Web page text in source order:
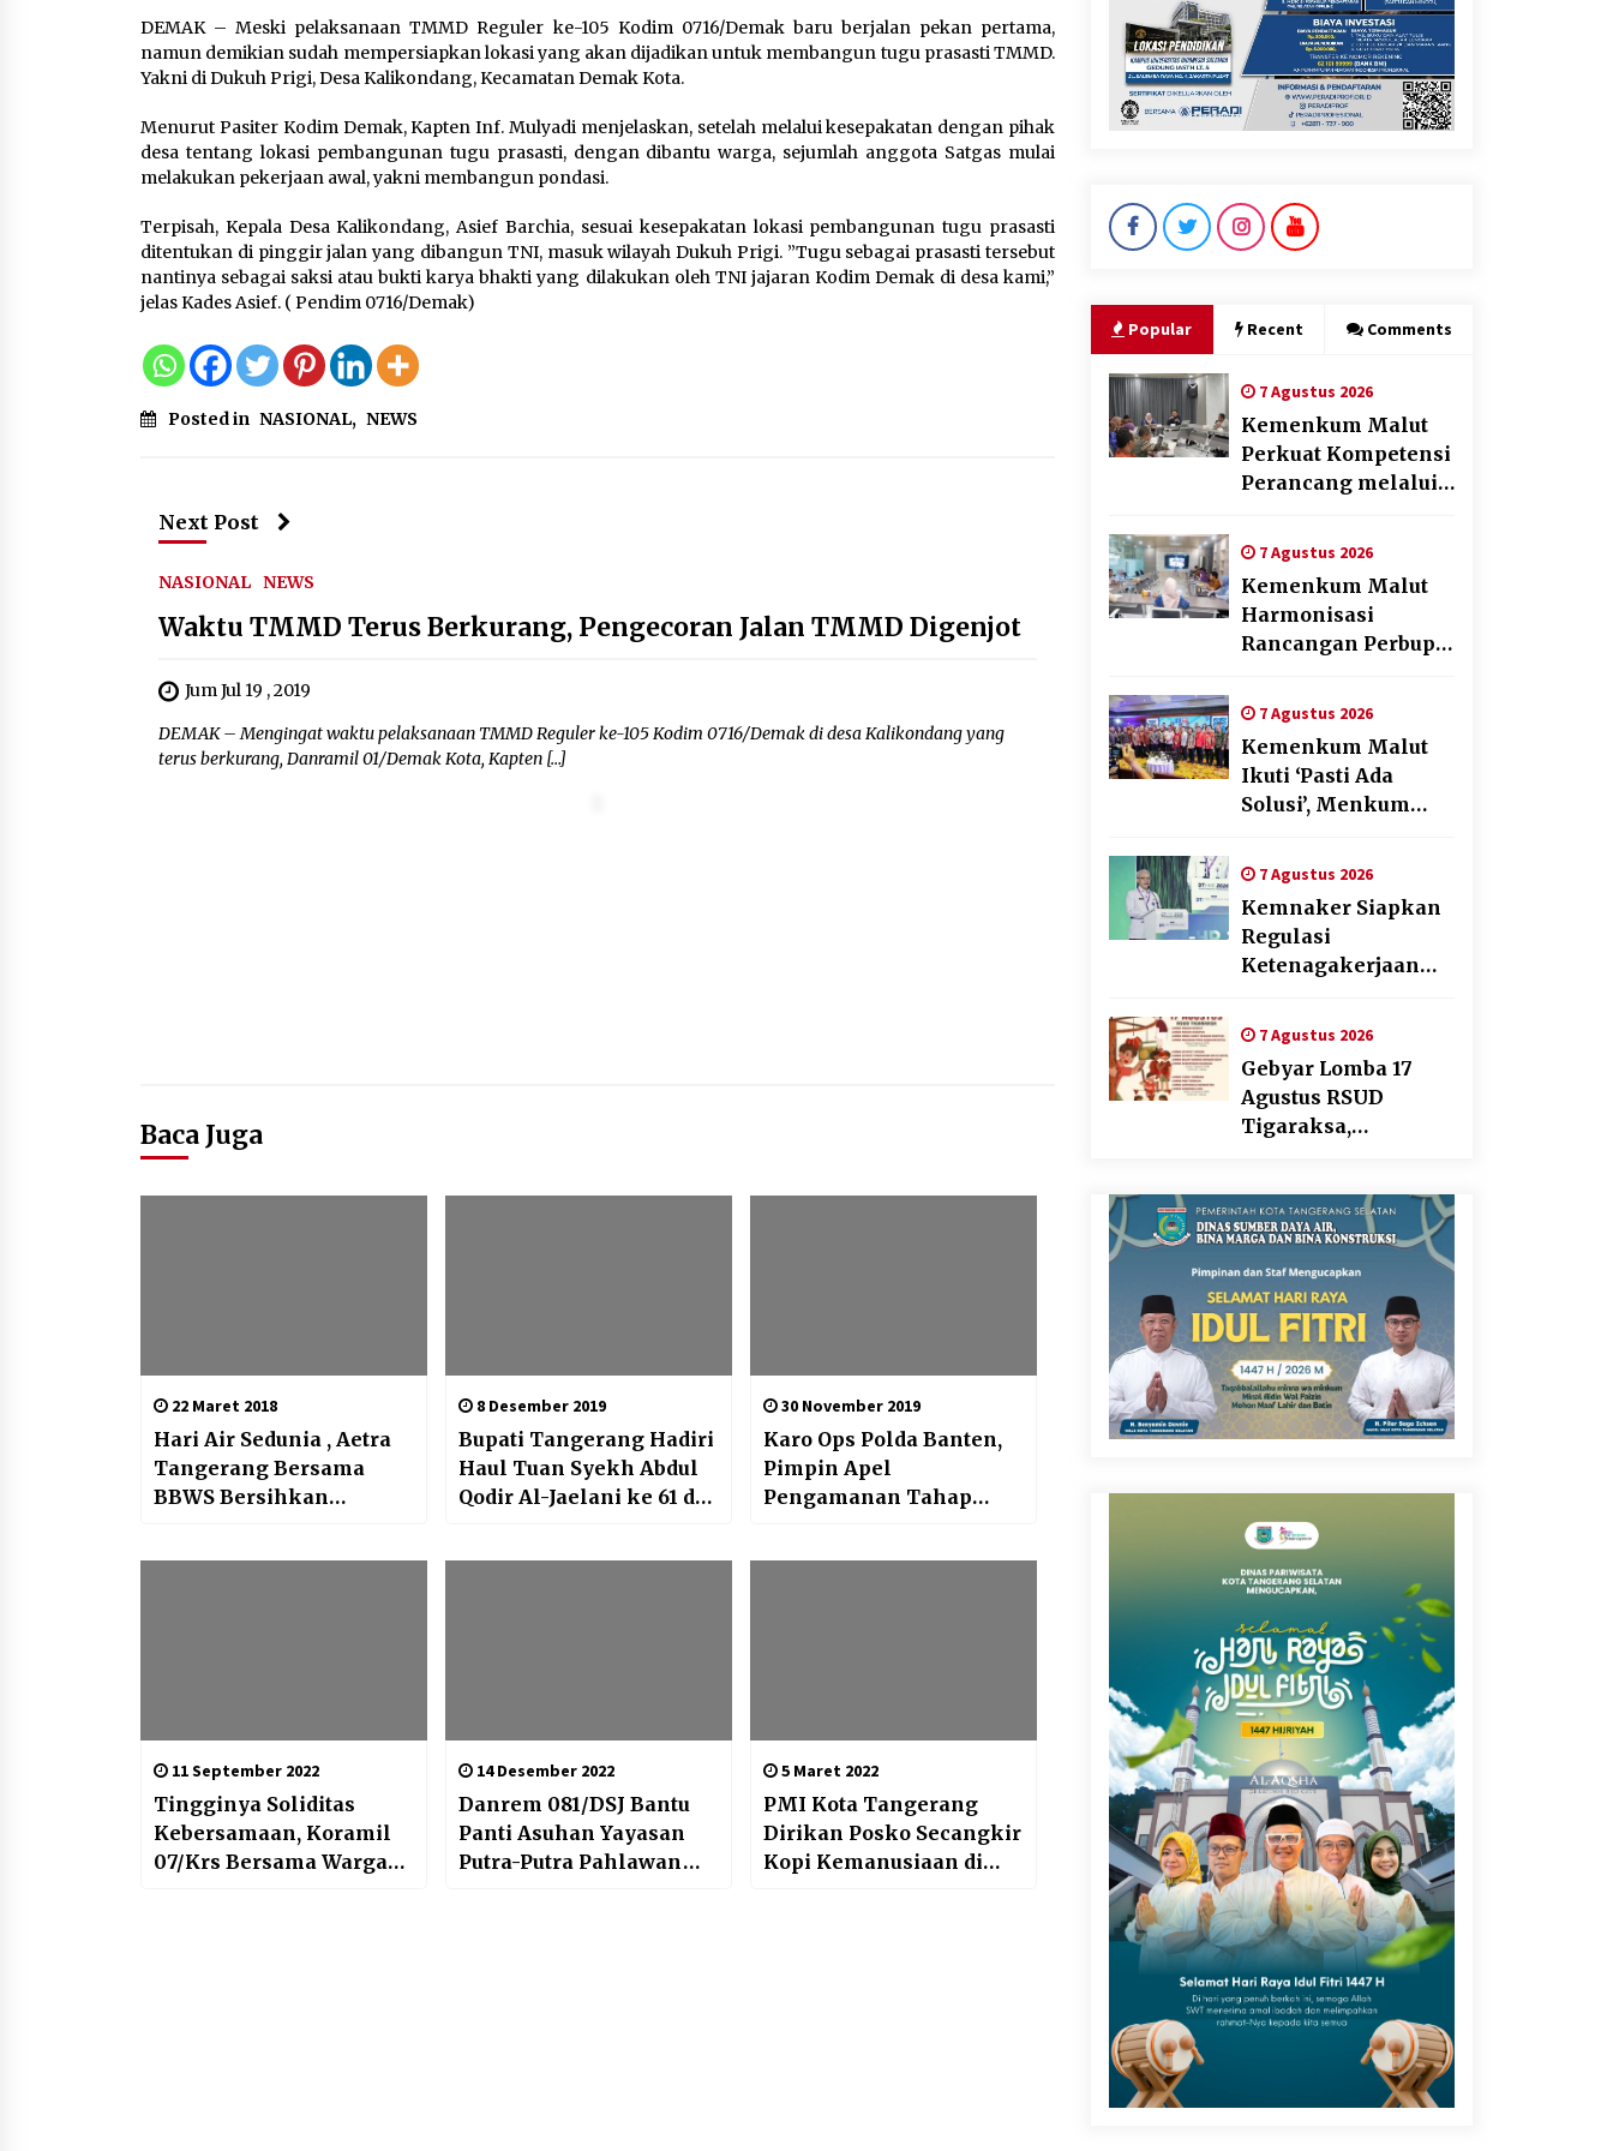
Pemakaian, Terungkap Ada
Transisi Panjang Pengelolaan
, Perumdam TKR Didesak
7 Agustus 2026
Tangsel Dorong Angka
Partisipasi Sekolah Terus
7 Agustus 2026
KKM Universitas Bina Bangsa
Kelompok 83 Laksanakan
Pendampingan Pembuatan
Spanduk Sebagai Upaya
Memperkuat Pemasaran
UMKM di Desa Cempaka
Jaga Kebugaran Petugas,
Lapas Kelas I Tangerang
Gelar Cek Kesehatan Gratis
dan Skrining TB Lanjutan
Kemenkum Malut Dorong
Perlindungan Hak Cipta Musik
di Era Digital, Sosialisasikan
Pencatatan Gratis dan
Dikunjungi PWI, Wawan Fauzi:
Peran Media Bisa Berdampak
DEMAK – Meski pelaksanaan TMMD Reguler ke-105 Kodim 0716/Demak baru berjalan pekan pertama,
namun demikian sudah mempersiapkan lokasi yang akan dijadikan untuk membangun tugu prasasti TMMD.
Yakni di Dukuh Prigi, Desa Kalikondang, Kecamatan Demak Kota.
Menurut Pasiter Kodim Demak, Kapten Inf. Mulyadi menjelaskan, setelah melalui kesepakatan dengan pihak
desa tentang lokasi pembangunan tugu prasasti, dengan dibantu warga, sejumlah anggota Satgas mulai
melakukan pekerjaan awal, yakni membangun pondasi.
Terpisah, Kepala Desa Kalikondang, Asief Barchia, sesuai kesepakatan lokasi pembangunan tugu prasasti
ditentukan di pinggir jalan yang dibangun TNI, masuk wilayah Dukuh Prigi. ”Tugu sebagai prasasti tersebut
nantinya sebagai saksi atau bukti karya bhakti yang dilakukan oleh TNI jajaran Kodim Demak di desa kami,”
jelas Kades Asief. ( Pendim 0716/Demak)
Posted in NASIONAL, NEWS
Next Post
NASIONAL NEWS
Waktu TMMD Terus Berkurang, Pengecoran Jalan TMMD Digenjot
Jum Jul 19 , 2019
DEMAK – Mengingat waktu pelaksanaan TMMD Reguler ke-105 Kodim 0716/Demak di desa Kalikondang yang
terus berkurang, Danramil 01/Demak Kota, Kapten […]
Baca Juga
22 Maret 2018
Hari Air Sedunia , Aetra
Tangerang Bersama
BBWS Bersihkan
Cisadane
8 Desember 2019
Bupati Tangerang Hadiri
Haul Tuan Syekh Abdul
Qodir Al-Jaelani ke 61 di
30 November 2019
Karo Ops Polda Banten,
Pimpin Apel
Pengamanan Tahap
Kab. Tangerang
11 September 2022
Tingginya Soliditas
Kebersamaan, Koramil
07/Krs Bersama Warga
14 Desember 2022
Danrem 081/DSJ Bantu
Panti Asuhan Yayasan
Putra-Putra Pahlawan
5 Maret 2022
PMI Kota Tangerang
Dirikan Posko Secangkir
Kopi Kemanusiaan di
Popular Recent Comments
7 Agustus 2026
Kemenkum Malut
Perkuat Kompetensi
Perancang melalui
Penyusunan Produk
Hukum Daerah
7 Agustus 2026
Kemenkum Malut
Harmonisasi
Rancangan Perbup
dan Jasa pada BUMD
Halteng
7 Agustus 2026
Kemenkum Malut
Ikuti ‘Pasti Ada
Solusi’, Menkum
Transformasi
Digital
7 Agustus 2026
Kemnaker Siapkan
Regulasi
Ketenagakerjaan
dengan Tantangan
Dunia Kerja Modern
7 Agustus 2026
Gebyar Lomba 17
Agustus RSUD
Tigaraksa,
Kebersamaan